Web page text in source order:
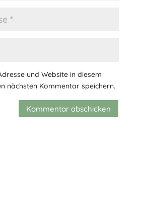
und Website in diesem
nächsten Kommentar speichern.
Kommentar abschicken